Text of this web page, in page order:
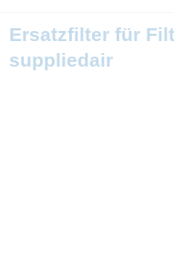
Ersatzfilter für
suppliedair